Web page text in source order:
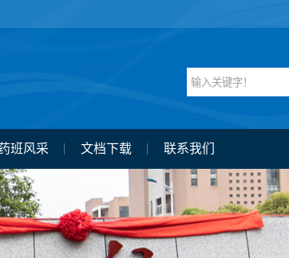
班风采 文档下载 联系我们